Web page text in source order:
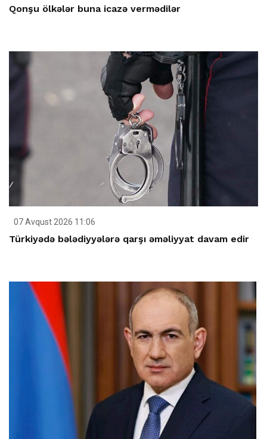
Qonşu ölkələr buna icazə vermədilər
07 Avqust 2026 11:06
Türkiyədə bələdiyyələrə qarşı əməliyyat davam edir